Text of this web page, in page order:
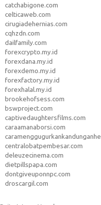
catchabigone.com
celticaweb.com
cirugiadehernias.com
cqhzdn.com
dailfamily.com
forexcrypto.my.id
forexdana.my.id
forexdemo.my.id
forexfactory.my.id
forexhalal.my.id
brookehofsess.com
bswproject.com
captivedaughtersfilms.com
caraamanaborsi.com
centralobatpembesar.com
deleuzecinema.com
dietpillspapa.com
dontgiveuponnpc.com
droscargil.com